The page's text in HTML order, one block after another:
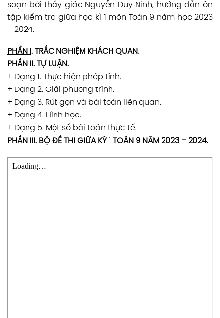
soạn bởithầy giáo Nguyễn Duy Ninh, hướng dẫn ôn
tập kiểm tra giữa học kì 1 môn Toán 9 năm học 2023
– 2024.
PHẦN I . TRẮC NGHIỆM KHÁCH QUAN.
PHẦN II . TỰ LUẬN.
+ Dạng 1. Thực hiện phép tính.
+ Dạng 2. Giải phương trình.
+ Dạng 3. Rút gọn và bài toán liên quan.
+ Dạng 4. Hình học.
+ Dạng 5. Một số bài toán thực tế.
PHẦN III . BỘ ĐỀ THI GIỮA KỲ 1 TOÁN 9 NĂM 2023 – 2024.